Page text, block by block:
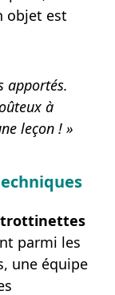
objet est
apportés.
à
leçon ! »
trottinettes
parmi les
une équipe